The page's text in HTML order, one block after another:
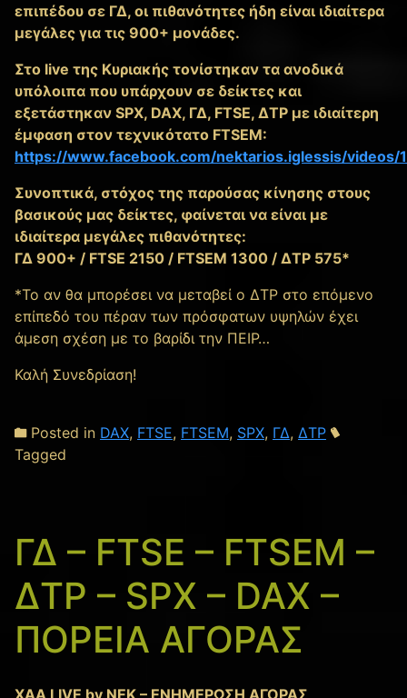
επιπέδου σε ΓΔ, οι πιθανότητες ήδη είναι ιδιαίτερα
μεγάλες για τις 900+ μονάδες.
Στο live της Κυριακής τονίστηκαν τα ανοδικά
υπόλοιπα που υπάρχουν σε δείκτες και
εξετάστηκαν SPX, DAX, ΓΔ, FTSE, ΔΤΡ με ιδιαίτερη
έμφαση στον τεχνικότατο FTSEM:
https://www.facebook.com/nektarios.iglessis/
Συνοπτικά, στόχος της παρούσας κίνησης στους
βασικούς μας δείκτες, φαίνεται να είναι με
ιδιαίτερα μεγάλες πιθανότητες:
ΓΔ 900+ / FTSE 2150 / FTSEM 1300 / ΔΤΡ 575*
*Το αν θα μπορέσει να μεταβεί ο ΔΤΡ στο επόμενο
επίπεδό του πέραν των πρόσφατων υψηλών έχει
άμεση σχέση με το βαρίδι την ΠΕΙΡ…
Καλή Συνεδρίαση!
Posted in DAX, FTSE, FTSEM, SPX, ΓΔ, ΔΤΡ
Tagged
ΓΔ – FTSE – FTSEM –
ΔΤΡ – SPX – DAX –
ΠΟΡΕΙΑ ΑΓΟΡΑΣ
XAA LIVE by NEK – ΕΝΗΜΕΡΩΣΗ ΑΓΟΡΑΣ